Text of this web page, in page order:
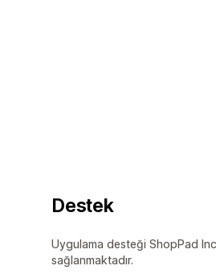
Destek
Uygulama desteği ShopPad
sağlanmaktadır.